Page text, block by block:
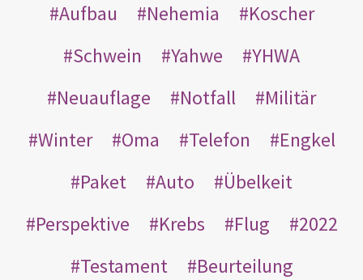
Aufbau
Nehemia
Koscher
Schwein
Yahwe
YHWA
Neuauflage
Notfall
Militär
Winter
Oma Telefon
Engkel
Paket
Auto
Übelkeit
Perspektive
Krebs Flug
2022
Testament
Beurteilung